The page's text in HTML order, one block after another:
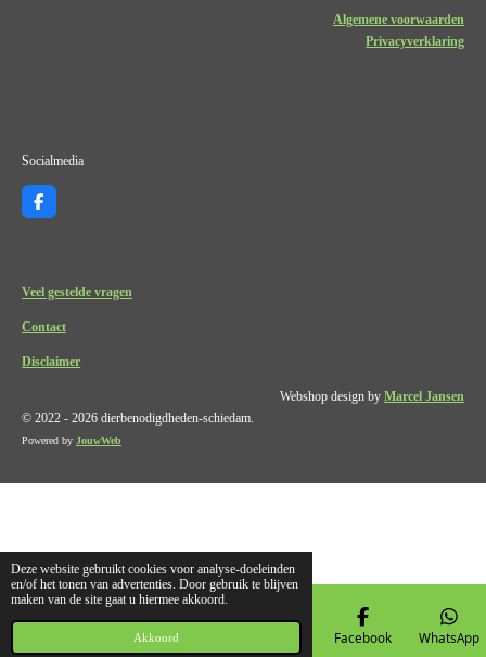
Deze website gebruikt cookies voor analyse-doeleinden
en/of het tonen van advertenties. Door gebruik te blijven
maken van de site gaat u hiermee akkoord.
Akkoord
Algemene voorwaarden
Privacyverklaring
Socialmedia
F
a
o
Veel gestelde vragen
Contact
Disclaimer
Webshop design by Marcel Jansen
© 2022 - 2026 dierbenodigdheden-schiedam.
Powered by JouwWeb
Telefoonnummer Facebook WhatsApp